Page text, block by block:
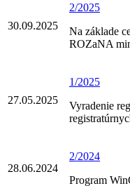
30.09.2025
2/2025
Na základe
ROZaNA
27.05.2025
1/2025
Vyradenie
28.06.2024
2/2024
Program